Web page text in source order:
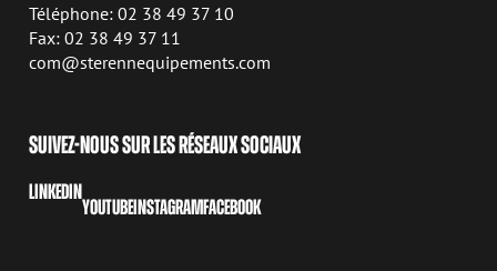
Téléphone: 02 38 49 37 10
Fax: 02 38 49 37 11
com@sterennequipements.com
SUIVEZ-NOUS SUR LES RÉSEAUX SOCIAUX
LINKEDIN
YOUTUBEINSTAGRAMFACEBOOK